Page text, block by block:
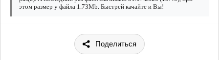
этом размер у файла 1.73Mb. Быстрей качайте и Вы!
Поделиться